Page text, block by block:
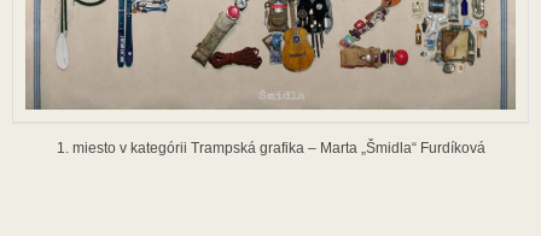
1. miesto v kategórii Trampská grafika – Marta „Šmidla“ Furdíková